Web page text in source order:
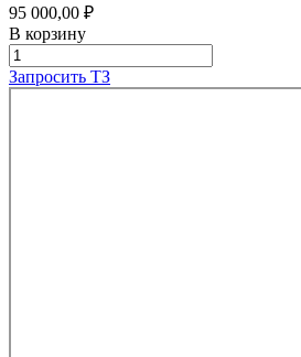
95 000,00 ₽
В корзину
Запросить ТЗ